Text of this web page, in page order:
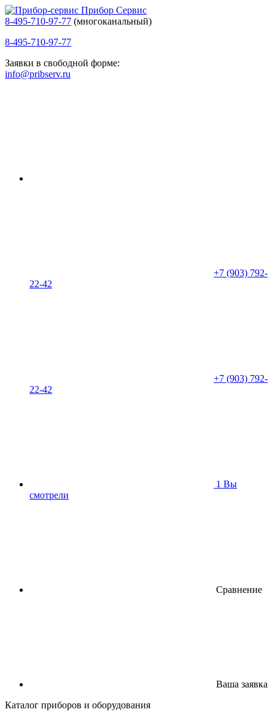
Прибор Сервис
8-495-710-97-77 (многоканальный)
8-495-710-97-77
Заявки в свободной форме:
info@pribserv.ru
+7 (903) 792-
22-42
+7 (903) 792-
22-42
1 Вы
смотрели
Сравнение
Ваша заявка
Каталог приборов и оборудования